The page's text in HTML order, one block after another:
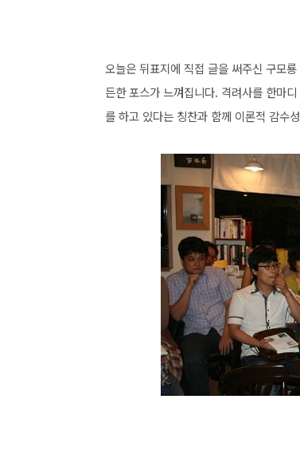
오늘은 뒤표지에 직접 글을 써주신 구모
든한 포스가 느껴집니다. 격려사를 한마
를 하고 있다는 칭찬과 함께 이론적 감수